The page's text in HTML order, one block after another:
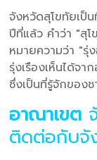
จังหวัดสุโขทัยเป็
ปีที่แล้ว คำว่า "สุ
หมายความว่า "
รุ่งเรืองเห็นได้จา
ซึ่งเป็นที่รู้จักของช
อาณาเขต
ติดต่อกับจั